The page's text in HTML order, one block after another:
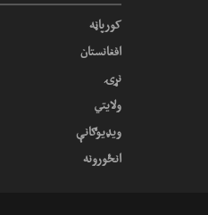
کورپاڼه
افغانستان
نړۍ
ولایتي
ویډیوګانې
انځورونه